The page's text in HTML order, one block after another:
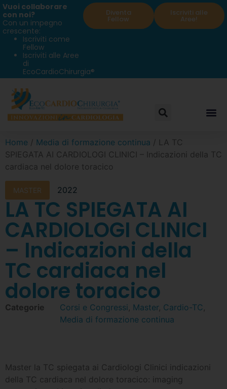
Vuoi collaborare
con noi?
Con un impegno
crescente:
Iscriviti come
Fellow
Iscriviti alle Aree
di
EcoCardioChirurgia®
Diventa
Fellow
Iscriviti alle
Aree!
Home / Media di formazione continua / LA TC
SPIEGATA AI CARDIOLOGI CLINICI – Indicazioni della TC
cardiaca nel dolore toracico
MASTER 2022
LA TC SPIEGATA AI
CARDIOLOGI CLINICI
– Indicazioni della
TC cardiaca nel
dolore toracico
Categorie Corsi e Congressi, Master, Cardio-TC,
Media di formazione continua
Master la TC spiegata ai Cardiologi Clinici indicazioni
della TC cardiaca nel dolore toracico: imaging